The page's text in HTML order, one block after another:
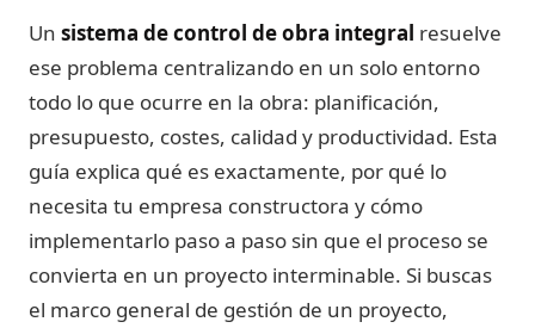
Un sistema de control de obra integral resuelve
ese problema centralizando en un solo entorno
todo lo que ocurre en la obra: planificación,
presupuesto, costes, calidad y productividad. Esta
guía explica qué es exactamente, por qué lo
necesita tu empresa constructora y cómo
implementarlo paso a paso sin que el proceso se
convierta en un proyecto interminable. Si buscas
el marco general de gestión de un proyecto,